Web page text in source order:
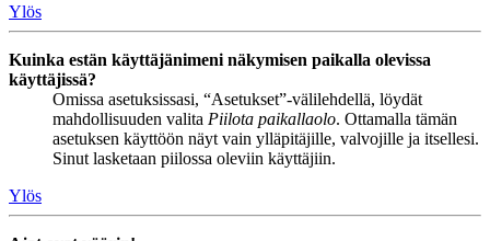
Ylös
Kuinka estän käyttäjänimeni näkymisen paikalla olevissa
käyttäjissä?
Omissa asetuksissasi, “Asetukset”-välilehdellä, löydät
mahdollisuuden valita Piilota paikallaolo. Ottamalla tämän
asetuksen käyttöön näyt vain ylläpitäjille, valvojille ja itsellesi.
Sinut lasketaan piilossa oleviin käyttäjiin.
Ylös